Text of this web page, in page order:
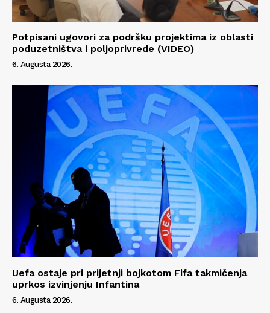
Info
O nama
Kontakt
Impressum
Potpisani ugovori za podršku projektima iz oblasti
poduzetništva i poljoprivrede (VIDEO)
6. Augusta 2026.
Uefa ostaje pri prijetnji bojkotom Fifa takmičenja
uprkos izvinjenju Infantina
6. Augusta 2026.